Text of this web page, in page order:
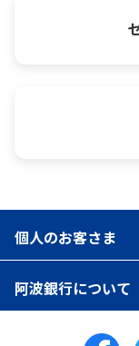
個人のお客さま
阿波銀行について